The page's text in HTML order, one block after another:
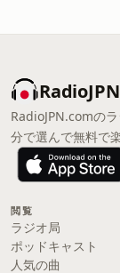
RadioJPN.comの
分で選んで無料で
閲覧
ラジオ局
ポッドキャスト
人気の曲